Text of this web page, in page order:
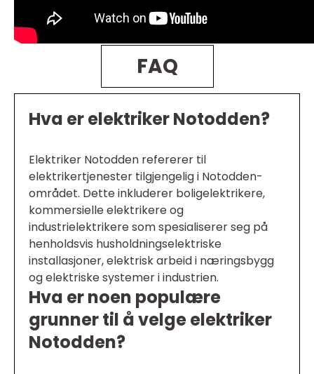
FAQ
Hva er elektriker Notodden?
Elektriker Notodden refererer til
elektrikertjenester tilgjengelig i Notodden-
området. Dette inkluderer boligelektrikere,
kommersielle elektrikere og
industrielektrikere som spesialiserer seg på
henholdsvis husholdningselektriske
installasjoner, elektrisk arbeid i næringsbygg
og elektriske systemer i industrien.
Hva er noen populære
grunner til å velge elektriker
Notodden?